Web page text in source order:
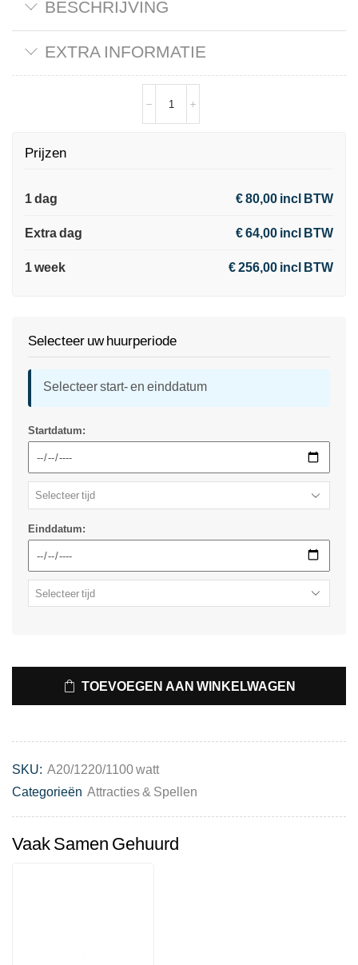
BESCHRIJVING
EXTRA INFORMATIE
Prijzen
1 dag € 80,00 incl BTW
Extra dag € 64,00 incl BTW
1 week € 256,00 incl BTW
Selecteer uw huurperiode
Selecteer start- en einddatum
Startdatum:
Einddatum:
TOEVOEGEN AAN WINKELWAGEN
SKU: A20/1220/1100 watt
Categorieën Attracties & Spellen
Vaak Samen Gehuurd